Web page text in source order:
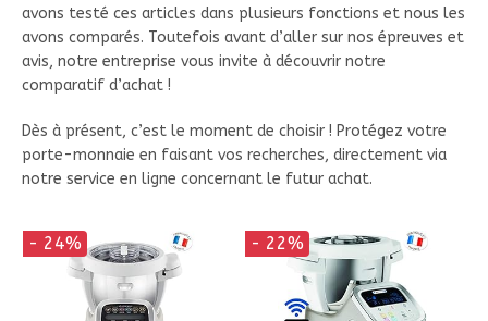
avons testé ces articles dans plusieurs fonctions et nous les
avons comparés. Toutefois avant d’aller sur nos épreuves et
avis, notre entreprise vous invite à découvrir notre
comparatif d’achat !
Dès à présent, c’est le moment de choisir ! Protégez votre
porte-monnaie en faisant vos recherches, directement via
notre service en ligne concernant le futur achat.
- 24% - 22%